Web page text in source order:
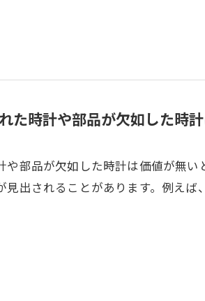
た時計や部品が欠如した時
や部品が欠如した時計は価値が無い
見出されることがあります。例え